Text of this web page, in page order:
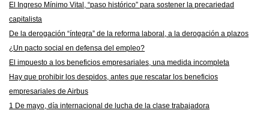
El Ingreso Mínimo Vital, “paso histórico” para sostener la precariedad
capitalista
De la derogación “íntegra” de la reforma laboral, a la derogación a plazos
¿Un pacto social en defensa del empleo?
El impuesto a los beneficios empresariales, una medida incompleta
Hay que prohibir los despidos, antes que rescatar los beneficios
empresariales de Airbus
1 De mayo, día internacional de lucha de la clase trabajadora